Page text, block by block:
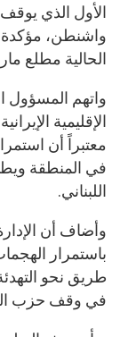
الأول الذي
واشنطن، مؤكدة
الحالية مطلع
واتهم المسؤول
الإقليمية
معتبراً أن
في المنطقة
اللبناني.
وأضاف أن
باستمرار
طريق نحو
في وقف حزب